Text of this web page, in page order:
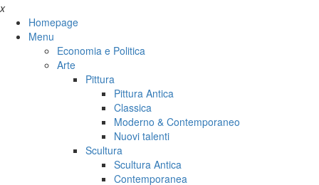
x
Homepage
Menu
Economia e Politica
Arte
Pittura
Pittura Antica
Classica
Moderno & Contemporaneo
Nuovi talenti
Scultura
Scultura Antica
Contemporanea